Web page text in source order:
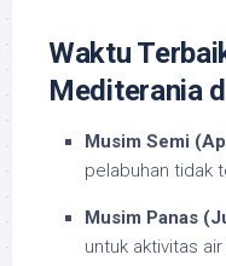
Waktu
Mediterania
Musim Semi
pelabuhan tidak
Musim Panas
untuk aktivitas